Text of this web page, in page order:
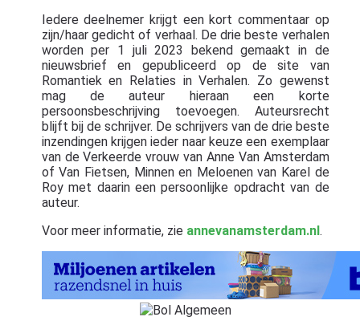
Iedere deelnemer krijgt een kort commentaar op
zijn/haar gedicht of verhaal. De drie beste verhalen
worden per 1 juli 2023 bekend gemaakt in de
nieuwsbrief en gepubliceerd op de site van
Romantiek en Relaties in Verhalen. Zo gewenst
mag de auteur hieraan een korte
persoonsbeschrijving toevoegen. Auteursrecht
blijft bij de schrijver. De schrijvers van de drie beste
inzendingen krijgen ieder naar keuze een exemplaar
van de Verkeerde vrouw van Anne Van Amsterdam
of Van Fietsen, Minnen en Meloenen van Karel de
Roy met daarin een persoonlijke opdracht van de
auteur.
Voor meer informatie, zie annevanamsterdam.nl.